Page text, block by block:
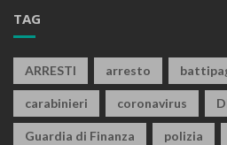
TAG
ARRESTI arresto
carabinieri coronavirus
Guardia di Finanza polizia